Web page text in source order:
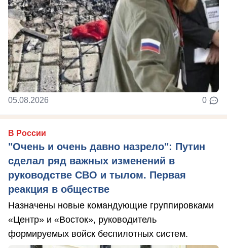
05.08.2026 0
В России
"Очень и очень давно назрело": Путин
сделал ряд важных изменений в
руководстве СВО и тылом. Первая
реакция в обществе
Назначены новые командующие группировками
«Центр» и «Восток», руководитель
формируемых войск беспилотных систем.